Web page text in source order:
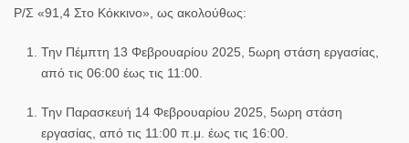
Ρ/Σ «91,4 Στο Κόκκινο», ως ακολούθως:
Την Πέμπτη 13 Φεβρουαρίου 2025, 5ωρη στάση εργασίας,
από τις 06:00 έως τις 11:00.
Την Παρασκευή 14 Φεβρουαρίου 2025, 5ωρη στάση
εργασίας, από τις 11:00 π.μ. έως τις 16:00.